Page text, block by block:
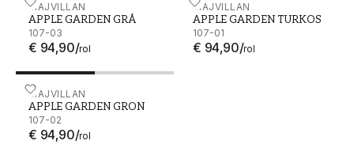
MAJVILLAN
APPLE GARDEN GRÅ
107-03
€ 94,90/rol
APPLE GARDEN GRÅ - 107-03MAJVILLAN
APPLE GARDEN TURKOS
107-01
€ 94,90/rol
APPLE GARDEN TURKOS
MAJVILLAN
APPLE GARDEN GRÖN
107-02
€ 94,90/rol
APPLE GARDEN GRÖN - 107-02